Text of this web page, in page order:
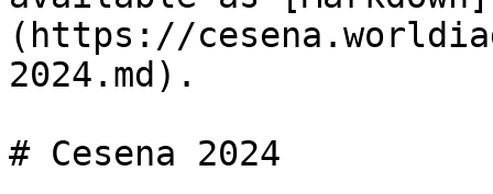
(https://
2024.md).
# Cesena 2024